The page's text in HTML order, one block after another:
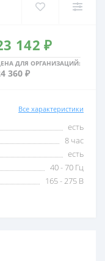
3 кВА
8 кВА
С внешними акб
Со встроенными акб
Со стабилизатором
142 ₽
ДЛЯ ОРГАНИЗАЦИЙ:
360 ₽
Все характеристики
есть
8 час
есть
40 - 70 Гц
165 - 275 В